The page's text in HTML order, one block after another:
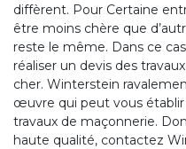
diffèrent. Pour Certaine
être moins chère que
reste le même. Dans ce
réaliser un devis des
cher. Winterstein
œuvre qui peut vous
travaux de maçonnerie.
haute qualité, contactez